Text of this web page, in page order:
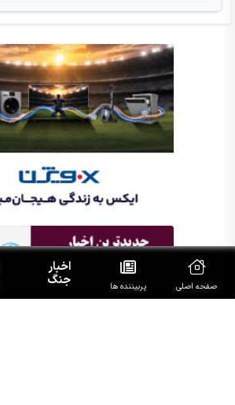
صفحه اصلی پربیننده ها
اخبار
جنگ